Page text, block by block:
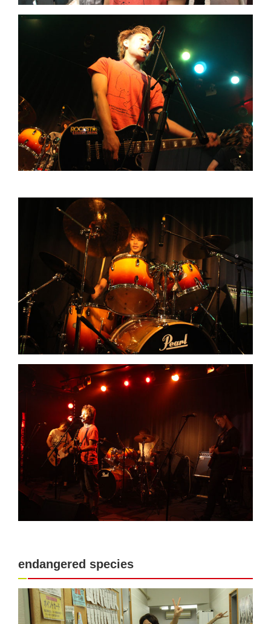
endangered species